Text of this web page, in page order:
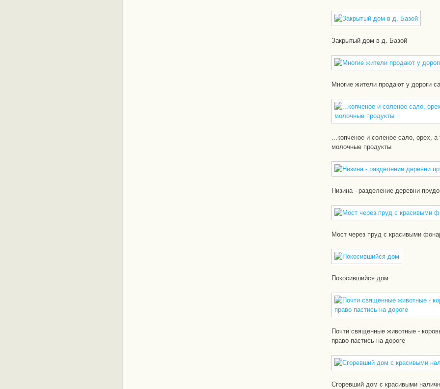
Закрытый дом в д. Базой
Многие жители продают у дороги
...копченое и соленое сало, орех, а
молочные продукты
Низина - разделение деревни
Мост через пруд с красивыми
Покосившийся дом
Почти священные животные -
право пастись на дороге
Сгоревший дом с красивыми